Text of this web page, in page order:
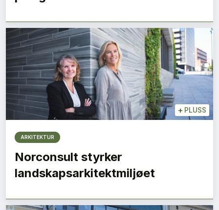
+ PLUSS
ARKITEKTUR
Norconsult styrker
landskapsarkitektmiljøet